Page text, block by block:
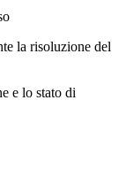
la risoluzione del
e lo stato di